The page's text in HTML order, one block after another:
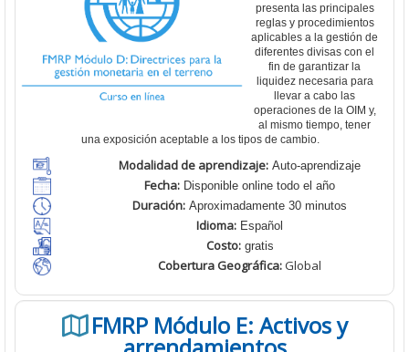
presenta las principales
reglas y procedimientos
aplicables a la gestión de
diferentes divisas con el
fin de garantizar la
liquidez necesaria para
llevar a cabo las
operaciones de la OIM y,
al mismo tiempo, tener
una exposición aceptable a los tipos de cambio.
Modalidad de aprendizaje: Auto-aprendizaje
Fecha: Disponible online todo el año
Duración: Aproximadamente 30 minutos
Idioma: Español
Costo:gratis
Cobertura Geográfica:Global
FMRP Módulo E: Activos y